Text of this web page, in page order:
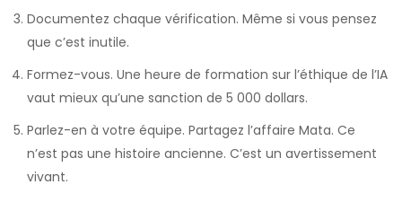
Documentez chaque vérification. Même si vous pensez
que c’est inutile.
Formez-vous. Une heure de formation sur l’éthique de l’IA
vaut mieux qu’une sanction de 5 000 dollars.
Parlez-en à votre équipe. Partagez l’affaire Mata. Ce
n’est pas une histoire ancienne. C’est un avertissement
vivant.